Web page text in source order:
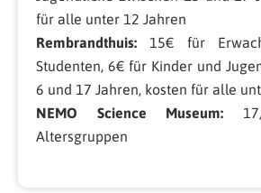
für alle unter 12 Jahren
Rembrandthuis: 15€ für
Studenten, 6€ für Kinder und
6 und 17 Jahren, kosten für alle
NEMO Science Museum:
Altersgruppen